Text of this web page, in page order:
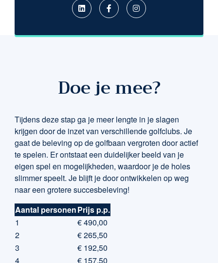
Doe je mee?
Tijdens deze stap ga je meer lengte in je slagen
krijgen door de inzet van verschillende golfclubs. Je
gaat de beleving op de golfbaan vergroten door actief
te spelen. Er ontstaat een duidelijker beeld van je
eigen spel en mogelijkheden, waardoor je de holes
slimmer speelt. Je blijft je door ontwikkelen op weg
naar een grotere succesbeleving!
Aantal personenPrijs p.p.
1
€ 490,00
2
€ 265,50
3
€ 192,50
4
€ 157,50